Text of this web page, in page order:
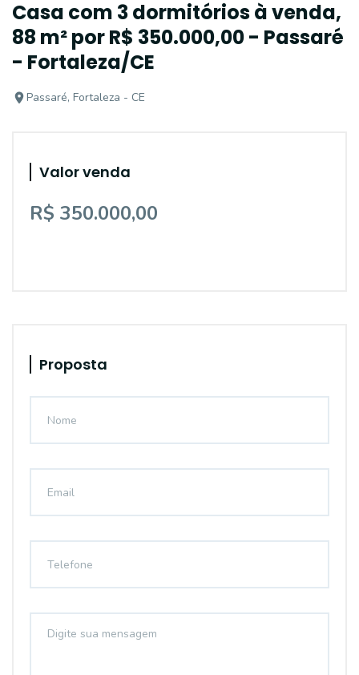
Casa com 3 dormitórios à venda,
88 m² por R$ 350.000,00 - Passaré
- Fortaleza/CE
Passaré, Fortaleza - CE
Valor venda
R$ 350.000,00
Proposta